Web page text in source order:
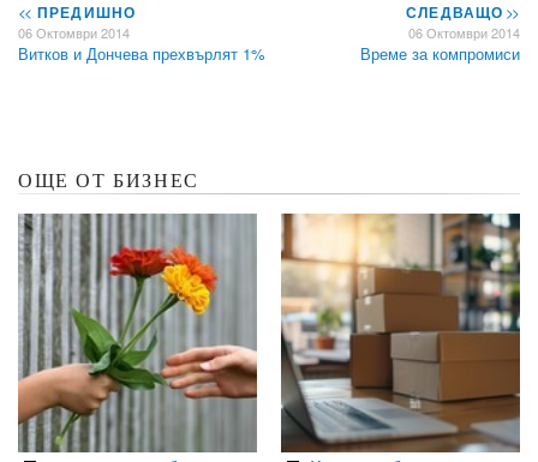
<< ПРЕДИШНО
06 Октомври 2014
Витков и Дончева прехвърлят 1%
СЛЕДВАЩО>>
06 Октомври 2014
Време за компромиси
ОЩЕ ОТ БИЗНЕС